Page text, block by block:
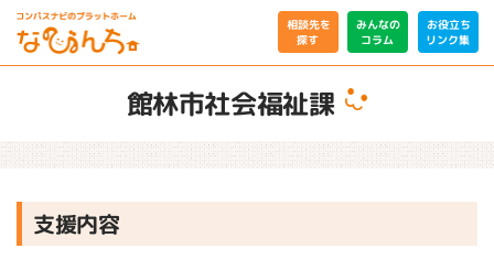
相談先を
探す
みんなの
コラム
お役立ち
リンク集
館林市社会福祉課
支援内容